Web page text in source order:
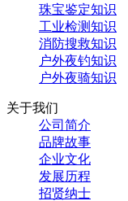
珠宝鉴定知识
工业检测知识
消防搜救知识
户外夜钓知识
户外夜骑知识
关于我们
公司简介
品牌故事
企业文化
发展历程
招贤纳士